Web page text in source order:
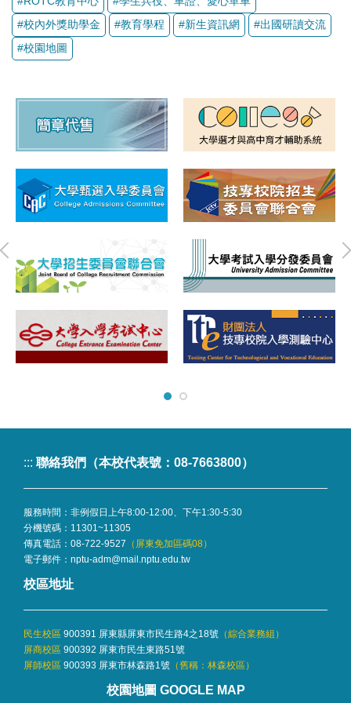
::: 聯絡我們（本校代表號：08-7663800）
服務時間：非例假日上午8:00-12:00、下午1:30-5:30
分機號碼： 11301~11305
傳真電話：08-722-9527 （屏東免加區碼08）
電子郵件： nptu-adm@mail.nptu.edu.tw
校區地址
民生校區 900391 屏東縣屏東市民生路4之18號 （綜合業務組 ）
屏商校區 900392 屏東市民生東路51號
屏師校區 900393 屏東市林森路1號 （舊稱：林森校區）
校園地圖 GOOGLE MAP